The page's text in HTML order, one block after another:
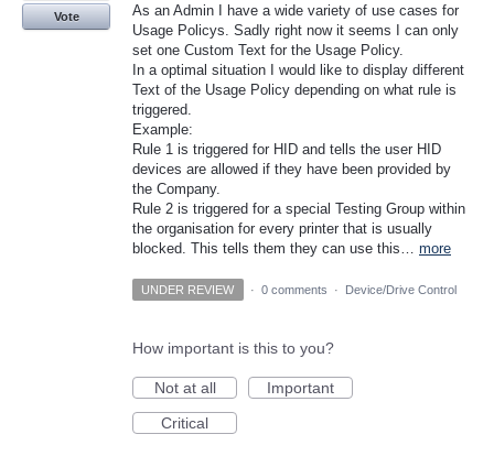
As an Admin I have a wide variety of use cases for
Usage Policys. Sadly right now it seems I can only
set one Custom Text for the Usage Policy.
In a optimal situation I would like to display different
Text of the Usage Policy depending on what rule is
triggered.
Example:
Rule 1 is triggered for HID and tells the user HID
devices are allowed if they have been provided by
the Company.
Rule 2 is triggered for a special Testing Group within
the organisation for every printer that is usually
blocked. This tells them they can use this… more
Vote
UNDER REVIEW · 0 comments · Device/Drive Control
How important is this to you?
Not at all
Important
Critical